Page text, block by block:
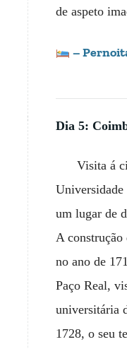
de aspeto
–
Dia 5:
Visita á
Universidade
um lugar de
A construção
no ano de
Paço Real,
universitária
1728, o seu